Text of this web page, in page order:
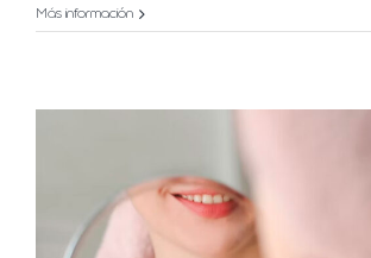
Más información